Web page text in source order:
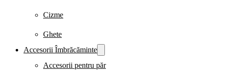
Cizme
Ghete
Accesorii Îmbrăcăminte
Accesorii pentru păr